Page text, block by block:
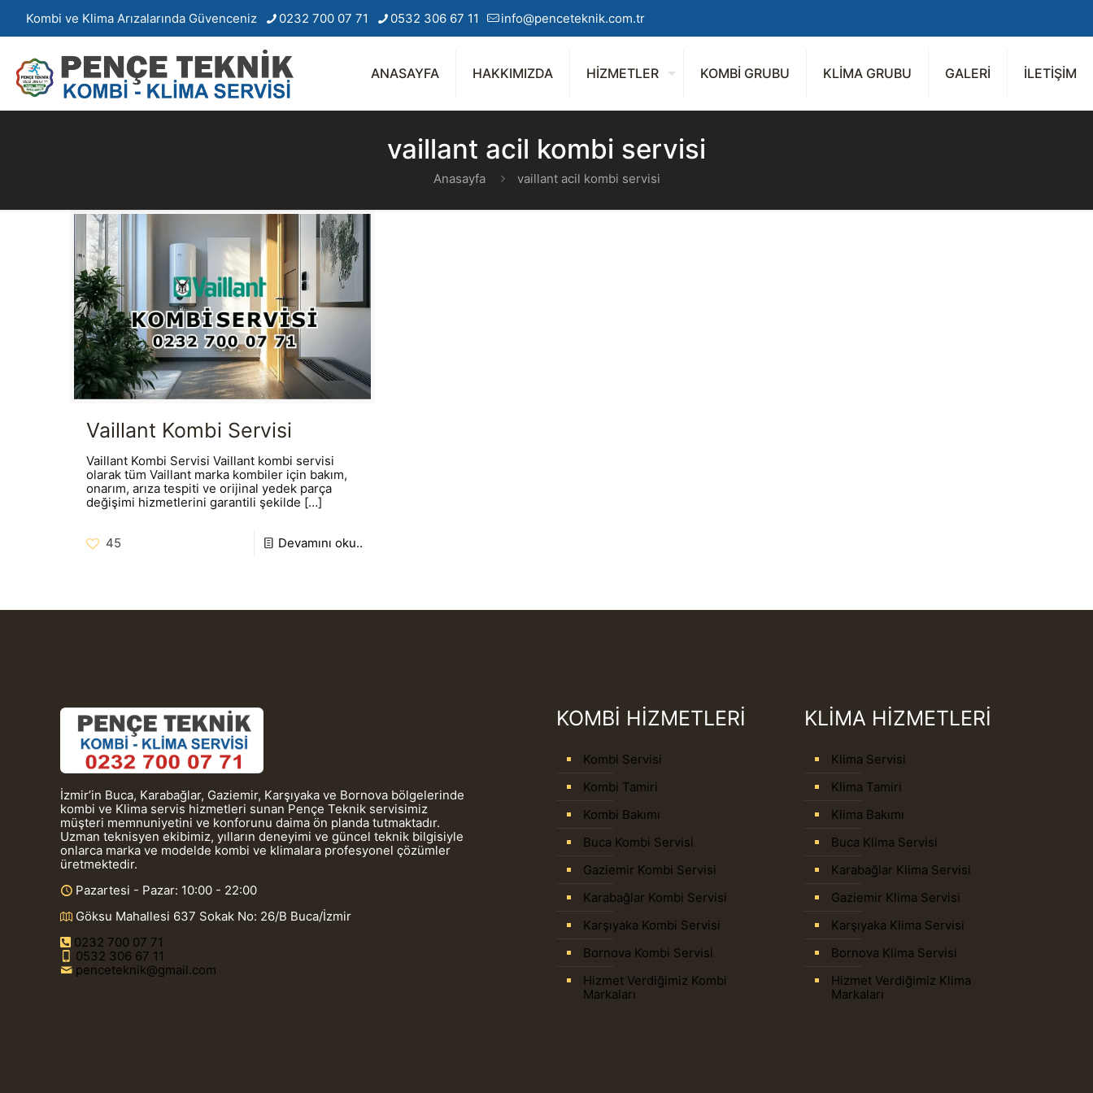
Kombi ve Klima Arızalarında Güvenceniz 0232 700 07 71 0532 306 67 11 info@penceteknik.com.tr
ANASAYFA HAKKIMIZDA HİZMETLER KOMBİ GRUBU KLİMA GRUBU GALERİ İLETİŞİM
vaillant acil kombi servisi
Anasayfa vaillant acil kombi servisi
Vaillant Kombi Servisi
Vaillant Kombi Servisi Vaillant kombi servisi
olarak tüm Vaillant marka kombiler için bakım,
onarım, arıza tespiti ve orijinal yedek parça
değişimi hizmetlerini garantili şekilde […]
45 Devamını oku..
İzmir’in Buca, Karabağlar, Gaziemir, Karşıyaka ve Bornova bölgelerinde
kombi ve Klima servis hizmetleri sunan Pençe Teknik servisimiz
müşteri memnuniyetini ve konforunu daima ön planda tutmaktadır.
Uzman teknisyen ekibimiz, yılların deneyimi ve güncel teknik bilgisiyle
onlarca marka ve modelde kombi ve klimalara profesyonel çözümler
üretmektedir.
Pazartesi - Pazar: 10:00 - 22:00
Göksu Mahallesi 637 Sokak No: 26/B Buca/İzmir
0232 700 07 71
0532 306 67 11
penceteknik@gmail.com
KOMBİ HİZMETLERİ
Kombi Servisi
Kombi Tamiri
Kombi Bakımı
Buca Kombi Servisi
Gaziemir Kombi Servisi
Karabağlar Kombi Servisi
Karşıyaka Kombi Servisi
Bornova Kombi Servisi
Hizmet Verdiğimiz Kombi
Markaları
KLİMA HİZMETLERİ
Klima Servisi
Klima Tamiri
Klima Bakımı
Buca Klima Servisi
Karabağlar Klima Servisi
Gaziemir Klima Servisi
Karşıyaka Klima Servisi
Bornova Klima Servisi
Hizmet Verdiğimiz Klima
Markaları